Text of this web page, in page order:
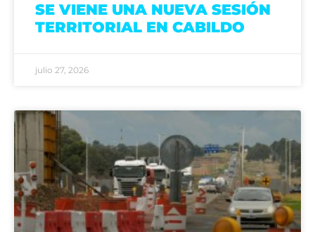
SE VIENE UNA NUEVA SESIÓN
TERRITORIAL EN CABILDO
julio 27, 2026